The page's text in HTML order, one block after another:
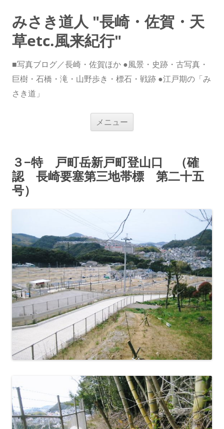
みさき道人 "長崎・佐賀・天
草etc.風来紀行"
■写真ブログ／長崎・佐賀ほか ●風景・史跡・古写真・
巨樹・石橋・滝・山野歩き・標石・戦跡 ●江戸期の「み
さき道」
メニュー
ス
キ
ッ
プ
３−特 戸町岳新戸町登山口 （確
認 長崎要塞第三地帯標 第二十五
号）